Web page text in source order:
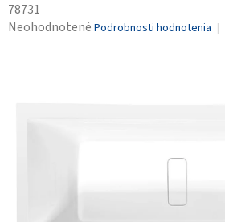
78731
Priemerné
Neohodnotené Podrobnosti hodnotenia